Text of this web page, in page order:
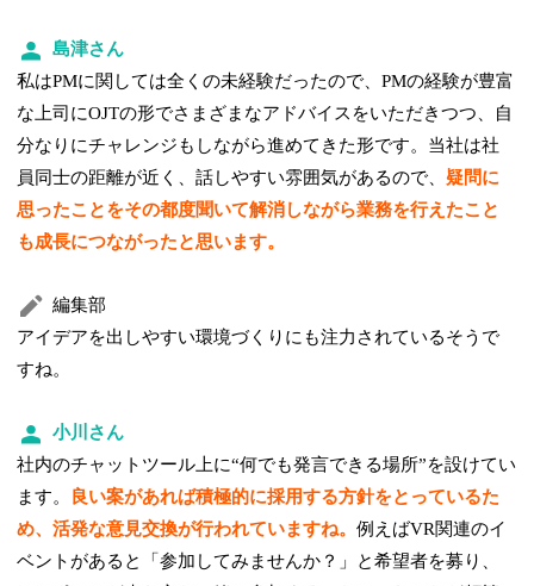
島津さん
私はPMに関しては全くの未経験だったので、PMの経験が豊富
な上司にOJTの形でさまざまなアドバイスをいただきつつ、自
分なりにチャレンジもしながら進めてきた形です。当社は社
員同士の距離が近く、話しやすい雰囲気があるので、疑問に
思ったことをその都度聞いて解消しながら業務を行えたこと
も成長につながったと思います。
編集部
アイデアを出しやすい環境づくりにも注力されているそうで
すね。
小川さん
社内のチャットツール上に“何でも発言できる場所”を設けてい
ます。
良い案があれば積極的に採用する方針をとっているた
め、活発な意見交換が行われていますね。例えばVR関連のイ
ベントがあると「参加してみませんか？」と希望者を募り、